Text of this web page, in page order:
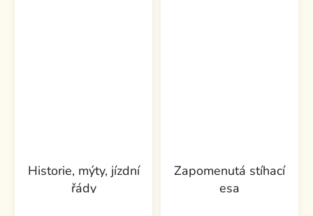
Historie, mýty, jízdní
řády
Zapomenutá stíhací
esa